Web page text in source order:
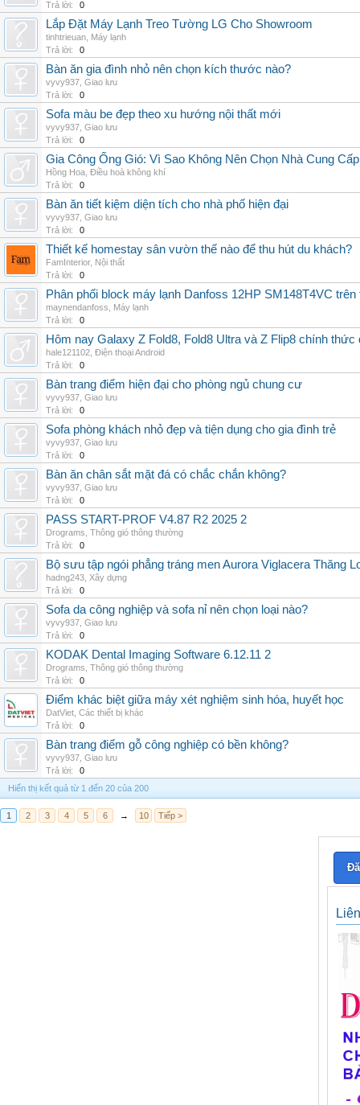
Trả lời:
0
Lắp Đặt Máy Lạnh Treo Tường LG Cho Showroom
tinhtrieuan Máy lạnh
Trả lời:
0
Bàn ăn gia đình nhỏ nên chọn kích thước nào?
vyvy937 Giao lưu
Trả lời:
0
Sofa màu be đẹp theo xu hướng nội thất mới
vyvy937 Giao lưu
Trả lời:
0
Gia Công Ống Gió: Vì Sao Không Nên Chọn Nhà Cung
Hồng Hoa Điều hoà không khí
Trả lời:
0
Bàn ăn tiết kiệm diện tích cho nhà phố hiện đại
vyvy937 Giao lưu
Trả lời:
0
Thiết kế homestay sân vườn thế nào để thu hút du khách?
FamInterior, Nội thất
Trả lời:
0
Phân phối block máy lạnh Danfoss 12HP SM148T4VC
maynendanfoss
Máy lạnh
Trả lời:
0
Hôm nay Galaxy Z Fold8, Fold8 Ultra và Z Flip8 chính
hale121102 Điện thoại Android
Trả lời:
0
Bàn trang điểm hiện đại cho phòng ngủ chung cư
vyvy937 Giao lưu
Trả lời:
0
Sofa phòng khách nhỏ đẹp và tiện dụng cho gia đình trẻ
vyvy937 Giao lưu
Trả lời:
0
Bàn ăn chân sắt mặt đá có chắc chắn không?
vyvy937 Giao lưu
Trả lời:
0
PASS START-PROF V4.87 R2 2025 2
Drograms Thông gió thông thường
Trả lời:
0
Bộ sưu tập ngói phẳng tráng men Aurora Viglacera Thăng
hadng243 Xây dựng
Trả lời:
0
Sofa da công nghiệp và sofa nỉ nên chọn loại nào?
vyvy937 Giao lưu
Trả lời:
0
KODAK Dental Imaging Software 6.12.11 2
Drograms Thông gió thông thường
Trả lời:
0
Điểm khác biệt giữa máy xét nghiệm sinh hóa, huyết học
DatViet Các thiết bị khác
Trả lời:
0
Bàn trang điểm gỗ công nghiệp có bền không?
vyvy937 Giao lưu
Trả lời:
0
Hiển thị kết quả từ 1 đến 20 của 200
1 2 3 4 5 6 → 10 Tiếp >